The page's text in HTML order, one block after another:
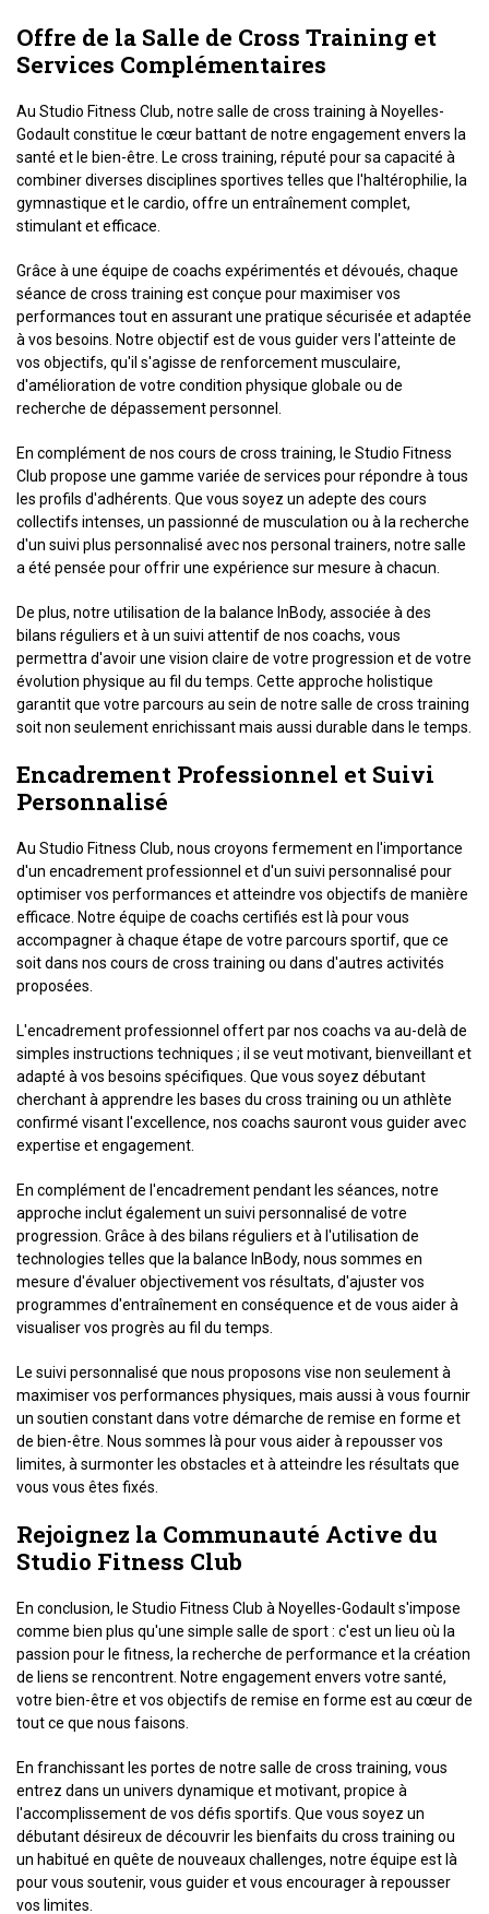
Offre de la Salle de Cross Training et
Services Complémentaires
Au Studio Fitness Club, notre salle de cross training à Noyelles-
Godault constitue le cœur battant de notre engagement envers la
santé et le bien-être. Le cross training, réputé pour sa capacité à
combiner diverses disciplines sportives telles que l'haltérophilie, la
gymnastique et le cardio, offre un entraînement complet,
stimulant et efficace.
Grâce à une équipe de coachs expérimentés et dévoués, chaque
séance de cross training est conçue pour maximiser vos
performances tout en assurant une pratique sécurisée et adaptée
à vos besoins. Notre objectif est de vous guider vers l'atteinte de
vos objectifs, qu'il s'agisse de renforcement musculaire,
d'amélioration de votre condition physique globale ou de
recherche de dépassement personnel.
En complément de nos cours de cross training, le Studio Fitness
Club propose une gamme variée de services pour répondre à tous
les profils d'adhérents. Que vous soyez un adepte des cours
collectifs intenses, un passionné de musculation ou à la recherche
d'un suivi plus personnalisé avec nos personal trainers, notre salle
a été pensée pour offrir une expérience sur mesure à chacun.
De plus, notre utilisation de la balance InBody, associée à des
bilans réguliers et à un suivi attentif de nos coachs, vous
permettra d'avoir une vision claire de votre progression et de votre
évolution physique au fil du temps. Cette approche holistique
garantit que votre parcours au sein de notre salle de cross training
soit non seulement enrichissant mais aussi durable dans le temps.
Encadrement Professionnel et Suivi
Personnalisé
Au Studio Fitness Club, nous croyons fermement en l'importance
d'un encadrement professionnel et d'un suivi personnalisé pour
optimiser vos performances et atteindre vos objectifs de manière
efficace. Notre équipe de coachs certifiés est là pour vous
accompagner à chaque étape de votre parcours sportif, que ce
soit dans nos cours de cross training ou dans d'autres activités
proposées.
L'encadrement professionnel offert par nos coachs va au-delà de
simples instructions techniques ; il se veut motivant, bienveillant et
adapté à vos besoins spécifiques. Que vous soyez débutant
cherchant à apprendre les bases du cross training ou un athlète
confirmé visant l'excellence, nos coachs sauront vous guider avec
expertise et engagement.
En complément de l'encadrement pendant les séances, notre
approche inclut également un suivi personnalisé de votre
progression. Grâce à des bilans réguliers et à l'utilisation de
technologies telles que la balance InBody, nous sommes en
mesure d'évaluer objectivement vos résultats, d'ajuster vos
programmes d'entraînement en conséquence et de vous aider à
visualiser vos progrès au fil du temps.
Le suivi personnalisé que nous proposons vise non seulement à
maximiser vos performances physiques, mais aussi à vous fournir
un soutien constant dans votre démarche de remise en forme et
de bien-être. Nous sommes là pour vous aider à repousser vos
limites, à surmonter les obstacles et à atteindre les résultats que
vous vous êtes fixés.
Rejoignez la Communauté Active du
Studio Fitness Club
En conclusion, le Studio Fitness Club à Noyelles-Godault s'impose
comme bien plus qu'une simple salle de sport : c'est un lieu où la
passion pour le fitness, la recherche de performance et la création
de liens se rencontrent. Notre engagement envers votre santé,
votre bien-être et vos objectifs de remise en forme est au cœur de
tout ce que nous faisons.
En franchissant les portes de notre salle de cross training, vous
entrez dans un univers dynamique et motivant, propice à
l'accomplissement de vos défis sportifs. Que vous soyez un
débutant désireux de découvrir les bienfaits du cross training ou
un habitué en quête de nouveaux challenges, notre équipe est là
pour vous soutenir, vous guider et vous encourager à repousser
vos limites.